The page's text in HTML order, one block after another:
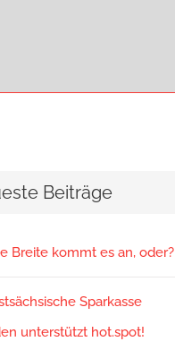
Beiträge
Breite kommt es an, oder?
Sparkasse
unterstützt hot.spot!